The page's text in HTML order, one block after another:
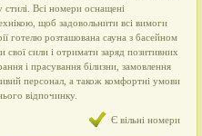
Всі номери оснащені
щоб задовольнити всі вимоги
готелю розташована сауна з басейном
свої сили і отримати заряд позитивних
і прасування білизни, замовлення
персонал, а також комфортні умови
відпочинку.
Є вільні номери